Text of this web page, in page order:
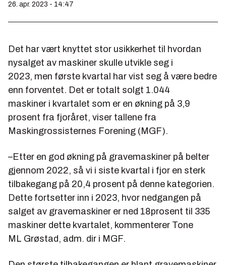
26. apr. 2023 - 14:47
Det har vært knyttet stor usikkerhet til hvordan
nysalget av maskiner skulle utvikle seg i
2023, men første kvartal har vist seg å være bedre
enn forventet. Det er totalt solgt 1.044
maskiner i kvartalet som er en økning på 3,9
prosent fra fjoråret, viser tallene fra
Maskingrossisternes Forening (MGF).
–Etter en god økning på gravemaskiner på belter
gjennom 2022, så vi i siste kvartal i fjor en sterk
tilbakegang på 20,4 prosent på denne kategorien.
Dette fortsetter inn i 2023, hvor nedgangen på
salget av gravemaskiner er ned 18prosent til 335
maskiner dette kvartalet, kommenterer Tone
ML Grøstad, adm. dir i MGF.